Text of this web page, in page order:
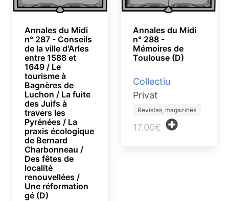
Annales du Midi
n° 287 - Conseils
de la ville d'Arles
entre 1588 et
1649 / Le
tourisme à
Bagnères de
Luchon / La fuite
des Juifs à
travers les
Pyrénées / La
praxis écologique
de Bernard
Charbonneau /
Des fêtes de
localité
renouvellées /
Une réformation
gé (D)
Annales du Midi
n° 288 -
Mémoires de
Toulouse (D)
Collectiu
Privat
Revistas, magazines
17.00€